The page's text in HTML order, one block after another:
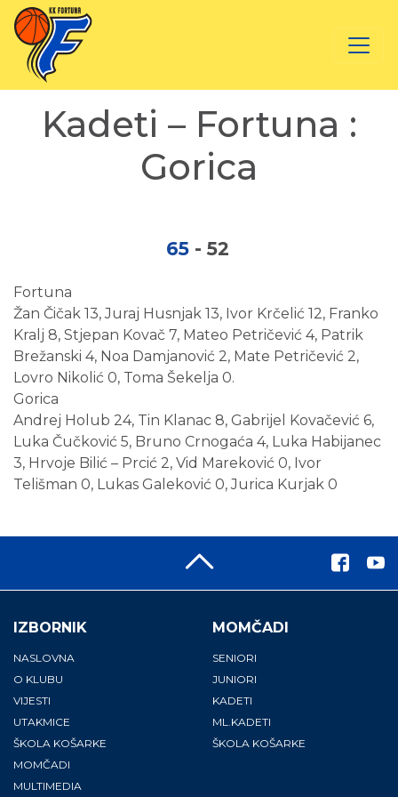
Kadeti – Fortuna :
Gorica
65 - 52
Fortuna
Žan Čičak 13, Juraj Husnjak 13, Ivor Krčelić 12, Franko
Kralj 8, Stjepan Kovač 7, Mateo Petričević 4, Patrik
Brežanski 4, Noa Damjanović 2, Mate Petričević 2,
Lovro Nikolić 0, Toma Šekelja 0.
Gorica
Andrej Holub 24, Tin Klanac 8, Gabrijel Kovačević 6,
Luka Čučković 5, Bruno Crnogaća 4, Luka Habijanec
3, Hrvoje Bilić – Prcić 2, Vid Mareković 0, Ivor
Telišman 0, Lukas Galeković 0, Jurica Kurjak 0
IZBORNIK
NASLOVNA
O KLUBU
VIJESTI
UTAKMICE
ŠKOLA KOŠARKE
MOMČADI
MULTIMEDIA
MOMČADI
SENIORI
JUNIORI
KADETI
ML.KADETI
ŠKOLA KOŠARKE